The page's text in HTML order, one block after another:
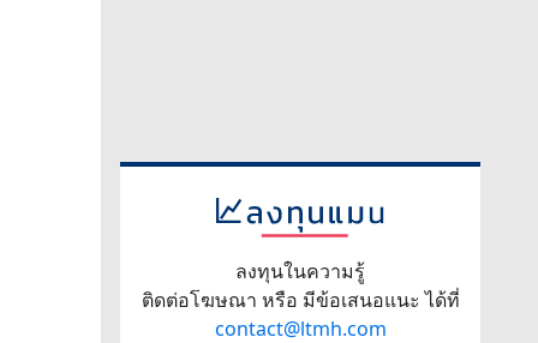
ลงทุนในความรู้
ติดต่อโฆษณา หรือ มีข้อเสนอแนะ ได้ที่
contact@ltmh.com